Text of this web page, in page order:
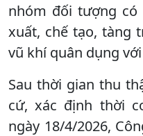
nhóm đối tượng có
xuất, chế tạo, tàng
vũ khí quân dụng
Sau thời gian thu
cứ, xác định thời
ngày 18/4/2026,